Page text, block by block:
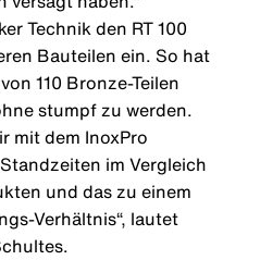
Technik den RT 100
Bauteilen ein. So hat
110 Bronze-Teilen
stumpf zu werden.
mit dem InoxPro
im Vergleich
und das zu einem
Verhältnis“, lautet